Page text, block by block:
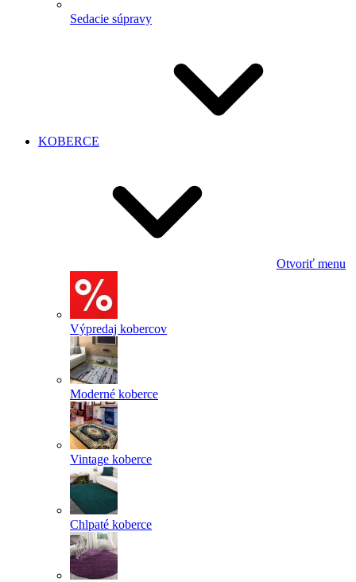
Sedacie súpravy
KOBERCE
Otvoriť menu
Výpredaj kobercov
Moderné koberce
Vintage koberce
Chlpaté koberce